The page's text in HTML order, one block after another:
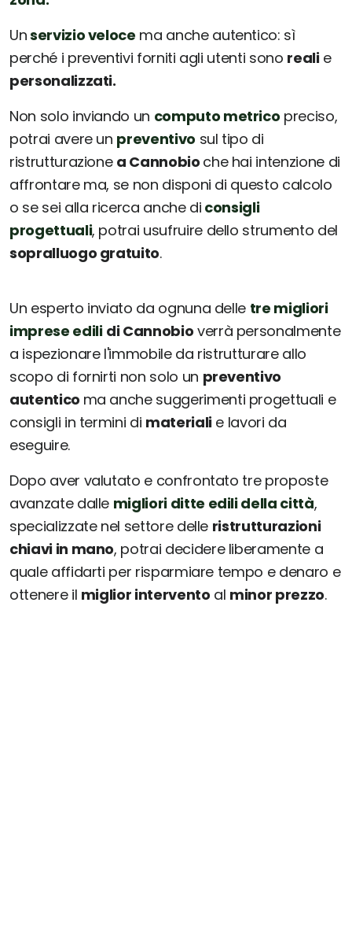
Unservizio veloce ma anche autentico: sì
perché i preventivi forniti agli utenti sono realie
personalizzati.
Non solo inviando un computo metrico preciso,
potrai avere un preventivo sul tipo di
ristrutturazione a Cannobio che hai intenzione di
affrontare ma, se non disponi di questo calcolo
o se sei alla ricerca anche di consigli
progettuali, potrai usufruire dello strumento del
sopralluogo gratuito.
Un esperto inviato da ognuna delle tre migliori
imprese edili di Cannobio verrà personalmente
a ispezionare l'immobile da ristrutturare allo
scopo di fornirti non solo un preventivo
autentico ma anche suggerimenti progettuali e
consigli in termini di materialie lavori da
eseguire.
Dopo aver valutato e confrontato tre proposte
avanzate dalle migliori ditte edili della città,
specializzate nel settore delle ristrutturazioni
chiavi in mano, potrai decidere liberamente a
quale affidarti per risparmiare tempo e denaro e
ottenere il miglior intervento al minor prezzo.